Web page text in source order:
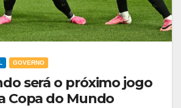
GOVERNO
será o próximo jogo
Copa do Mundo